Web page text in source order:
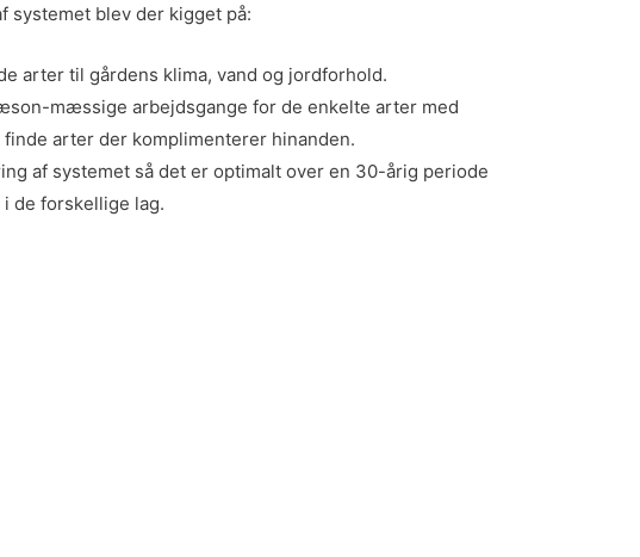
systemet blev der kigget på:
arter til gårdens klima, vand og jordforhold.
mæssige arbejdsgange for de enkelte arter med
finde arter der komplimenterer hinanden.
af systemet så det er optimalt over en 30-årig periode
de forskellige lag.